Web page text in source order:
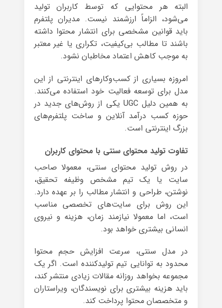
البته هر محتوایی که توسط کاربران تولید
می‌شود، الزاماً ارزشمند نیست. مدیران پلتفرم
باید قوانین مشخصی برای انتشار محتوا داشته
باشند تا مطالب بی‌کیفیت، تکراری یا غیر معتبر
به موجب کاهش اعتماد مخاطبان نشود.
امروزه بسیاری از کسب‌وکارهای اینترنتی از این
مدل برای توسعه فعالیت خود استفاده می‌کنند.
به همین دلیل UGC یکی از روش‌های جدید در
حوزه کسب درآمد آنلاین و ساخت پلتفرم‌های
بزرگ اینترنتی است.
تفاوت تولید محتوای سنتی با محتوای کاربران
در روش تولید محتوای سنتی، معمولا صاحب
سایت یا یک تیم مشخص وظیفه تحقیق،
نوشتن، طراحی و انتشار مطالب را بر عهده دارد.
این روش برای سایت‌های تخصصی مناسب
است، اما معمولا نیازمند زمان، هزینه و نیروی
انسانی بیشتری خواهد بود.
در مدل سنتی، سرعت افزایش حجم محتوا
محدود به توانایی تیم تولیدکننده است. اگر یک
مجموعه بخواهد روزانه مقالات زیادی منتشر کند،
باید هزینه بیشتری برای نویسندگان، ویراستاران
و متخصصان محتوا پرداخت کند.